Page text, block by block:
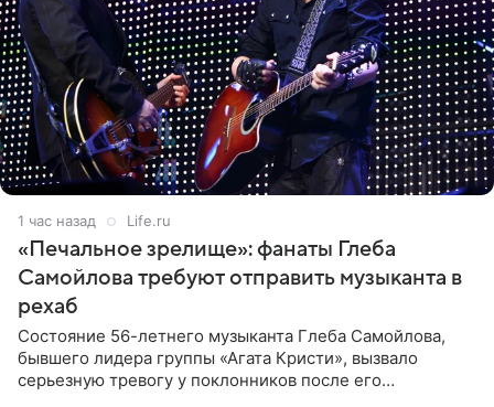
1 час назад Life.ru
«Печальное зрелище»: фанаты Глеба
Самойлова требуют отправить музыканта в
рехаб
Состояние 56-летнего музыканта Глеба Самойлова,
бывшего лидера группы «Агата Кристи», вызвало
серьезную тревогу у поклонников после его